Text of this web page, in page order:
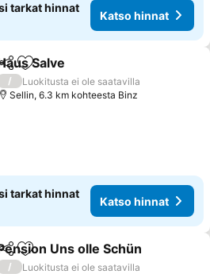
tarkat hinnat
Katso hinnat
Lisää suosikkeihin
Salve
/
Luokitusta ei ole saatavilla
Sellin, 6.3 km kohteesta Binz
tarkat hinnat
Katso hinnat
Lisää suosikkeihin
Uns olle Schün
/
Luokitusta ei ole saatavilla